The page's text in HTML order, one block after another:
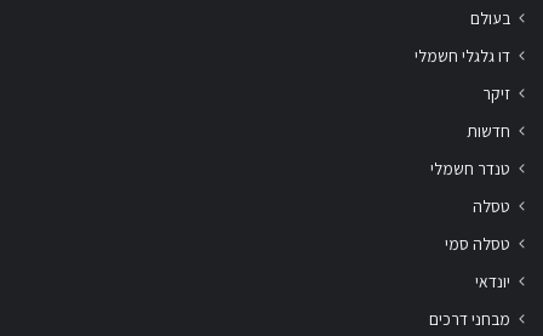
בעולם
דו גלגלי חשמלי
זיקר
חדשות
טנדר חשמלי
טסלה
טסלה סמי
יונדאי
מבחני דרכים